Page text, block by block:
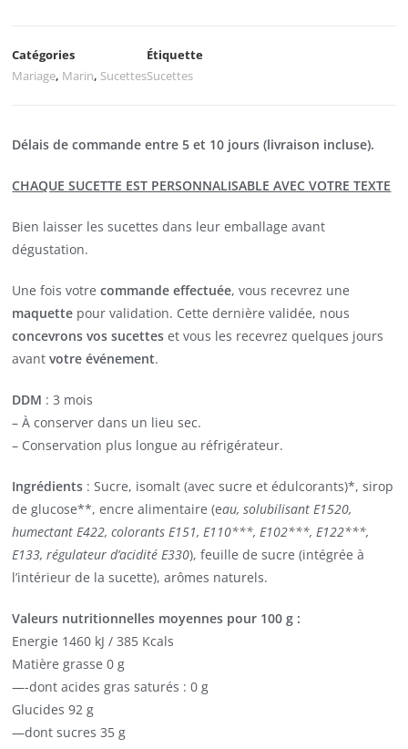
Catégories
Mariage, Marin, Sucettes
Étiquette
Sucettes
Délais de commande entre 5 et 10 jours (livraison incluse).
CHAQUE SUCETTE EST PERSONNALISABLE AVEC VOTRE TEXTE
Bien laisser les sucettes dans leur emballage avant
dégustation.
Une fois votrecommande effectuée, vous recevrez une
maquette pour validation. Cette dernière validée, nous
concevrons vos sucettes et vous les recevrez quelques jours
avantvotre événement.
DDM : 3 mois
– À conserver dans un lieu sec.
– Conservation plus longue au réfrigérateur.
Ingrédients : Sucre, isomalt (avec sucre et édulcorants)*, sirop
de glucose**, encre alimentaire (eau, solubilisant E1520,
humectant E422, colorants E151, E110***, E102***, E122***,
E133, régulateur d’acidité E330), feuille de sucre (intégrée à
l’intérieur de la sucette), arômes naturels.
Valeurs nutritionnelles moyennes pour 100 g :
Energie 1460 kJ / 385 Kcals
Matière grasse 0 g
—-dont acides gras saturés : 0 g
Glucides 92 g
—dont sucres 35 g